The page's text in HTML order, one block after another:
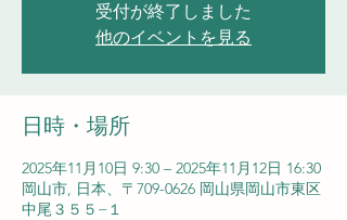
受付が終了しました
他のイベントを見る
日時・場所
2025年11月10日 9:30 – 2025年11月12日 16:30
岡山市, 日本、〒709-0626 岡山県岡山市東区
中尾３５５−１